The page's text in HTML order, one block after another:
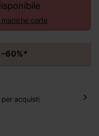
corte
–60%*
per acquisti